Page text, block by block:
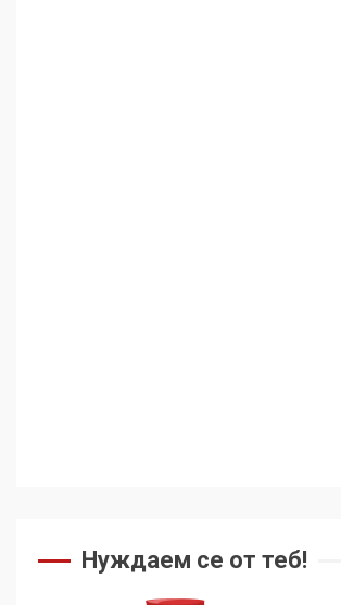
Нуждаем се от теб!